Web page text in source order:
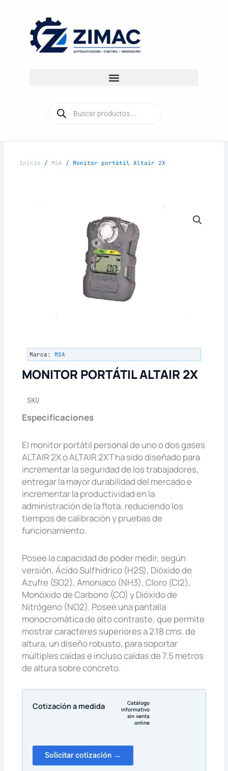
contenido
productos
Inicio / MSA / Monitor portátil Altair 2X
Marca: MSA
MONITOR PORTÁTIL ALTAIR 2X
SKU
Especificaciones
El monitor portátil personal de uno o dos gases
ALTAIR 2X o ALTAIR 2XT ha sido diseñado para
incrementar la seguridad de los trabajadores,
entregar la mayor durabilidad del mercado e
incrementar la productividad en la
administración de la flota, reduciendo los
tiempos de calibración y pruebas de
funcionamiento.
Posee la capacidad de poder medir, según
versión, Ácido Sulfhídrico (H2S), Dióxido de
Azufre (SO2), Amoniaco (NH3), Cloro (Cl2),
Monóxido de Carbono (CO) y Dióxido de
Nitrógeno (NO2). Posee una pantalla
monocromática de alto contraste, que permite
mostrar caracteres superiores a 2.18 cms. de
altura, un diseño robusto, para soportar
múltiples caídas e incluso caídas de 7.5 metros
de altura sobre concreto.
Cotización a medida
Catálogo
informativo
sin venta
online
Solicitar cotización →